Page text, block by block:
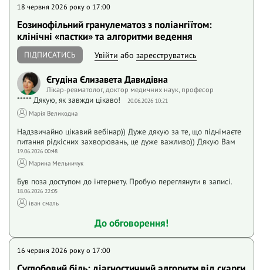
18 червня 2026 року o 17:00
Еозинофільний гранулематоз з поліангіїтом:
клінічні «пастки» та алгоритми ведення
ПІДПИСАТИСЬ Увійти або зареєструватись
Єгудіна Єлизавета Давидівна
Лікар-ревматолог, доктор медичних наук, професор
***** Дякую, як завжди цікаво! 20.06.2026 10:21
Марія Великодна
Надзвичайно цікавий вебінар)) Дуже дякую за те, що піднімаєте
питання рідкісних захворювань, це дуже важливо)) Дякую Вам
19.06.2026 00:48
Марина Мельничук
Був поза доступом до інтернету. Пробую переглянути в записі.
18.06.2026 22:05
іван смаль
До обговорення!
16 червня 2026 року o 17:00